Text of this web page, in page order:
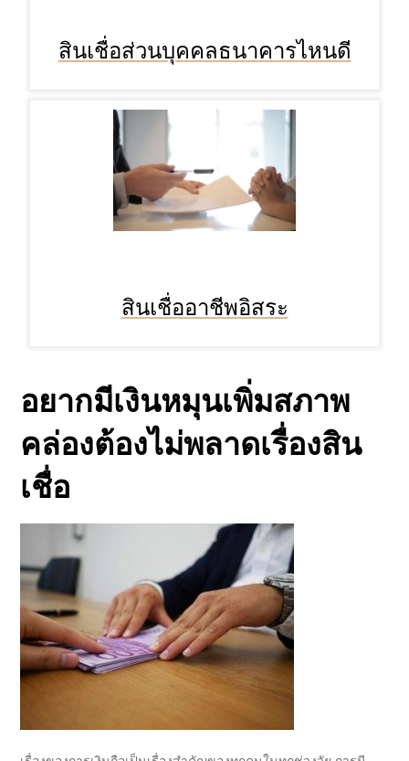
สินเชื่อส่วนบุคคลธนาคารไหนดี
สินเชื่ออาชีพอิสระ
อยากมีเงินหมุนเพิ่มสภาพ
คล่องต้องไม่พลาดเรื่องสิน
เชื่อ